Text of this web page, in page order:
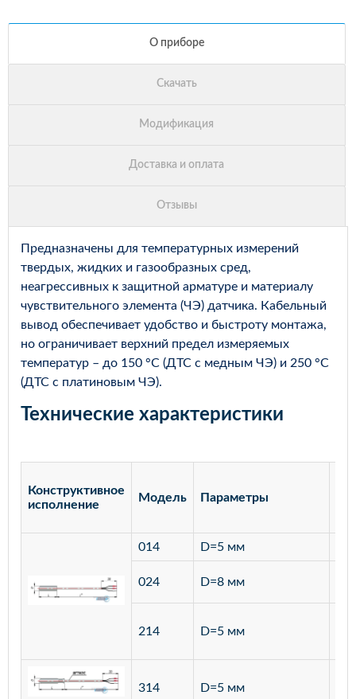
Предназначены для температурных измерений
твердых, жидких и газообразных сред,
неагрессивных к защитной арматуре и материалу
чувствительного элемента (ЧЭ) датчика. Кабельный
вывод обеспечивает удобство и быстроту монтажа,
но ограничивает верхний предел измеряемых
температур – до 150 °С (ДТС с медным ЧЭ) и 250 °С
(ДТС с платиновым ЧЭ).
Технические характеристики
Конструктивное
исполнение
Модель Параметры
014 D=5 мм
024 D=8 мм
214 D=5 мм
314 D=5 мм